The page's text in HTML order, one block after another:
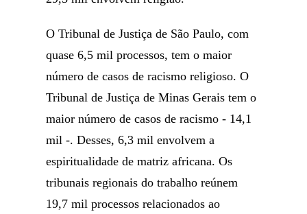
O Tribunal de Justiça de São Paulo, com
quase 6,5 mil processos, tem o maior
número de casos de racismo religioso. O
Tribunal de Justiça de Minas Gerais tem o
maior número de casos de racismo - 14,1
mil -. Desses, 6,3 mil envolvem a
espiritualidade de matriz africana. Os
tribunais regionais do trabalho reúnem
19,7 mil processos relacionados ao